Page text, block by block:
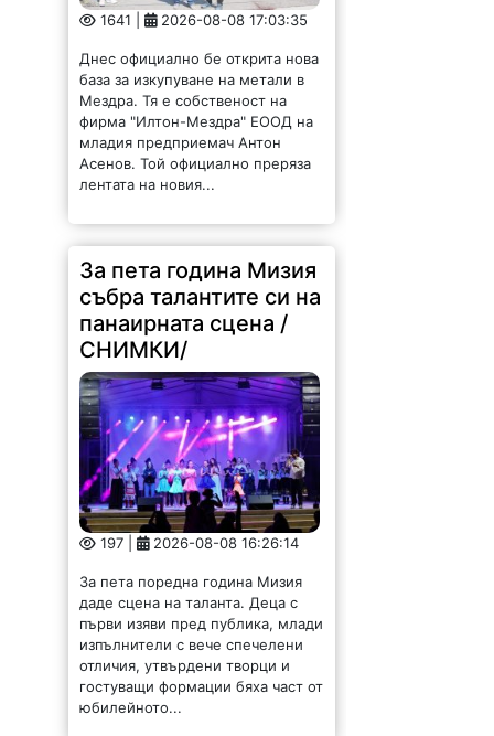
база за изкупуване на метали в
Мездра. Тя е собственост на
фирма "Илтон-Мездра" ЕООД на
младия предприемач Антон
Асенов. Той официално преряза
лентата на новия...
събра талантите си на
панаирната сцена /
СНИМКИ/
197 | 2026-08-08 16:26:14
За пета поредна година Мизия
даде сцена на таланта. Деца с
първи изяви пред публика, млади
изпълнители с вече спечелени
отличия, утвърдени творци и
гостуващи формации бяха част от
юбилейното...